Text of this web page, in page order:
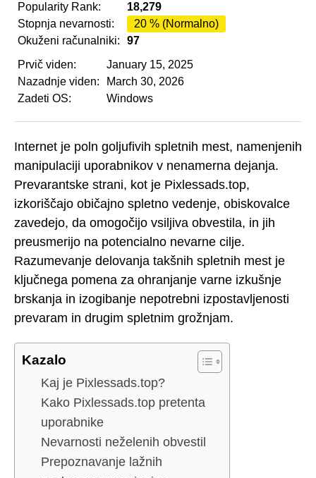
Popularity Rank:
18,279
Stopnja nevarnosti:
20 % (Normalno)
Okuženi računalniki:
97
Prvič viden:
January 15, 2025
Nazadnje viden:
March 30, 2026
Zadeti OS:
Windows
Internet je poln goljufivih spletnih mest, namenjenih
manipulaciji uporabnikov v nenamerna dejanja.
Prevarantske strani, kot je Pixlessads.top,
izkoriščajo običajno spletno vedenje, obiskovalce
zavedejo, da omogočijo vsiljiva obvestila, in jih
preusmerijo na potencialno nevarne cilje.
Razumevanje delovanja takšnih spletnih mest je
ključnega pomena za ohranjanje varne izkušnje
brskanja in izogibanje nepotrebni izpostavljenosti
prevaram in drugim spletnim grožnjam.
Kazalo
Kaj je Pixlessads.top?
Kako Pixlessads.top pretenta
uporabnike
Nevarnosti neželenih obvestil
Prepoznavanje lažnih